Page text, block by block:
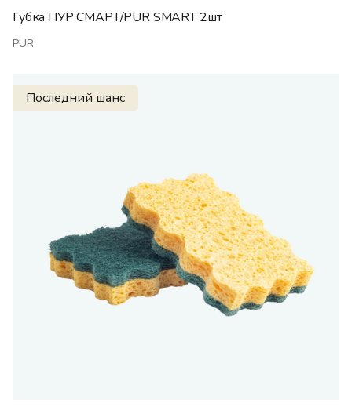
Губка ПУР СМАРТ/PUR SMART 2шт
PUR
Последний шанс